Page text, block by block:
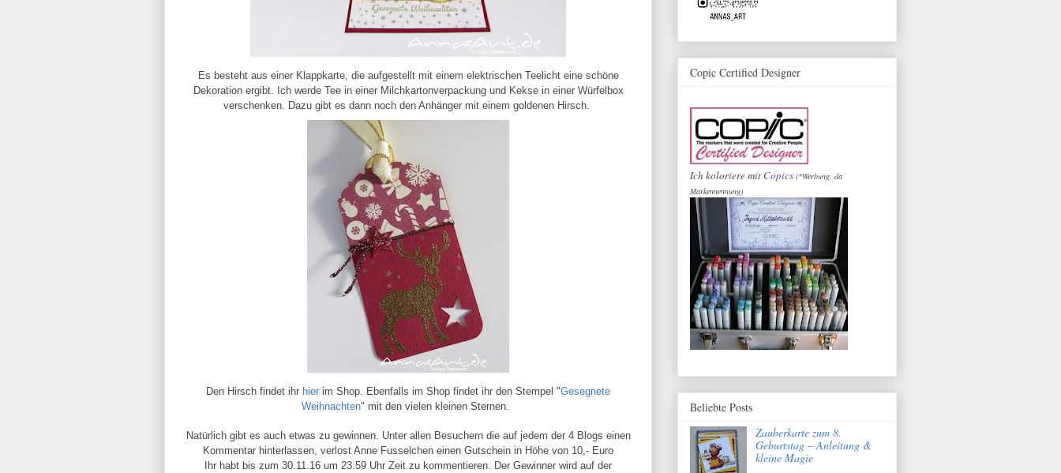
Es besteht aus einer Klappkarte, die aufgestellt mit einem elektrischen Teelicht eine schöne
Dekoration ergibt. Ich werde Tee in einer Milchkartonverpackung und Kekse in einer Würfelbox
verschenken. Dazu gibt es dann noch den Anhänger mit einem goldenen Hirsch.
Den Hirsch findet ihr hier im Shop. Ebenfalls im Shop findet ihr den Stempel "Gesegnete
Weihnachten" mit den vielen kleinen Sternen.
Natürlich gibt es auch etwas zu gewinnen. Unter allen Besuchern die auf jedem der 4 Blogs einen
Kommentar hinterlassen, verlost Anne Fusselchen einen Gutschein in Höhe von 10,- Euro
Ihr habt bis zum 30.11.16 um 23.59 Uhr Zeit zu kommentieren. Der Gewinner wird auf der
Copic Certified Designer
Ich koloriere mit Copics (*Werbung, da
Markennennung)
Beliebte Posts
Zauberkarte zum 8.
Geburtstag – Anleitung &
kleine Magie